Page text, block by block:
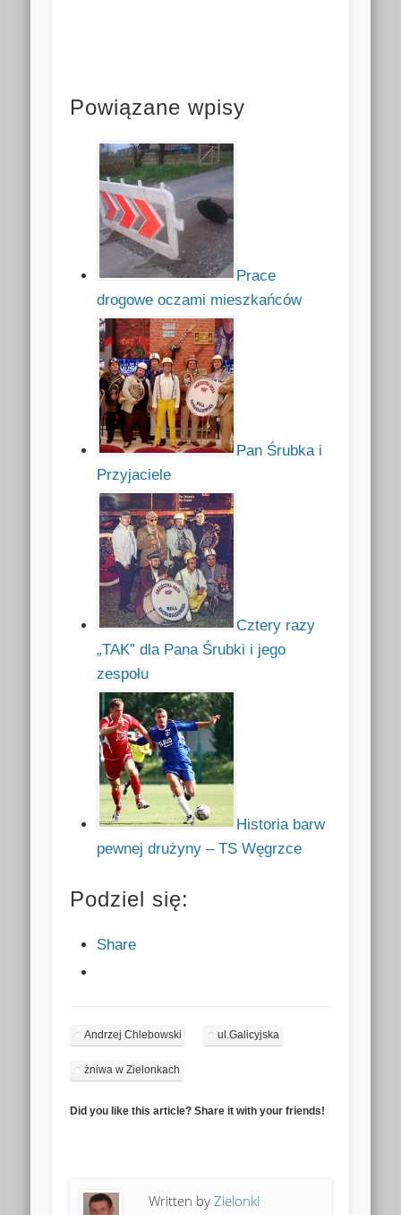
Powiązane wpisy
Prace
drogowe oczami mieszkańców
Pan Śrubka i
Przyjaciele
Cztery razy
„TAK” dla Pana Śrubki i jego
zespołu
Historia barw
pewnej drużyny – TS Węgrzce
Podziel się:
Share
Andrzej Chlebowski ul.Galicyjska
żniwa w Zielonkach
Did you like this article? Share it with your friends!
Written byZielonki